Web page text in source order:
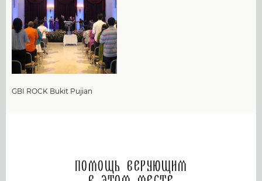
GBI ROCK Bukit Pujian
Помощь верующим